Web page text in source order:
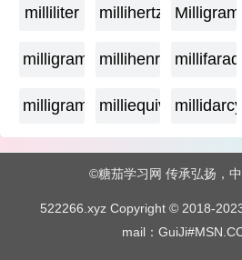
milliliter millihertz
milligrammemillihenry millifarad
milligram milliequivalentmillidarcy
©糖茄学习网 传承弘扬，
522266.xyz Copyright © 2018-
mail：